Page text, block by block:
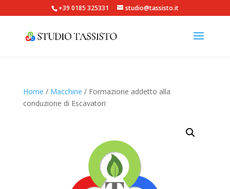
+39 0185 325331 studio@tassisto.it
Home / Macchine / Formazione addetto alla
conduzione di Escavatori